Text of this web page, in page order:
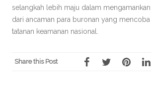
selangkah lebih maju dalam
dari ancaman para buronan yang
tatanan keamanan nasional.
Share this Post